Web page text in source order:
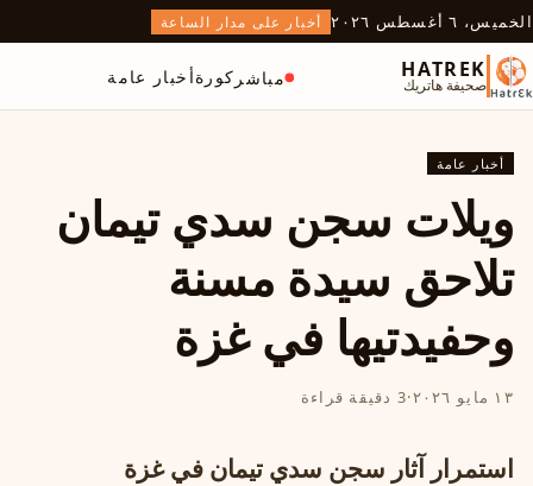
الخميس، ٦ أغسطس ٢٠٢٦ أخبار على مدار الساعة
HATREK
صحيفة هاتريك مباشر كورةأخبار عامة
أخبار عامة
ويلات سجن سدي تيمان
تلاحق سيدة مسنة
وحفيدتيها في غزة
١٣ مايو ٢٠٢٦ ·3 دقيقة قراءة
استمرار آثار سجن سدي تيمان في غزة